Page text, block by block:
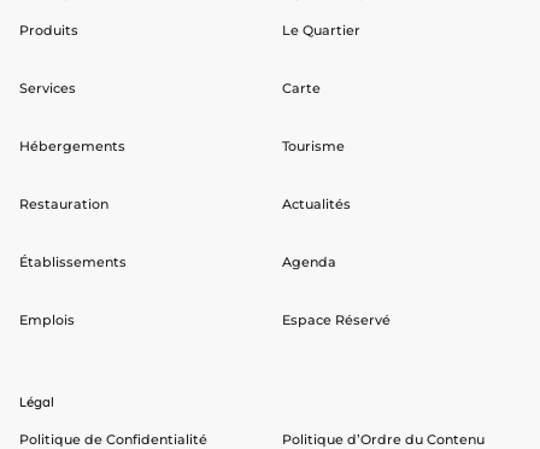
Produits
Services
Hébergements
Restauration
Établissements
Emplois
Le Quartier
Carte
Tourisme
Actualités
Agenda
Espace Réservé
Légal
Politique de Confidentialité Politique d’Ordre du Contenu